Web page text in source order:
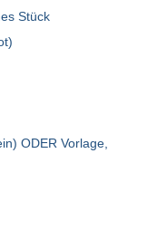
Stück
ODER Vorlage,